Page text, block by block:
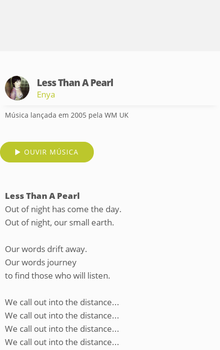
Less Than A Pearl
Enya
Música lançada em 2005 pela WM UK
OUVIR MÚSICA
Less Than A Pearl
Out of night has come the day.
Out of night, our small earth.
Our words drift away.
Our words journey
to find those who will listen.
We call out into the distance...
We call out into the distance...
We call out into the distance...
We call out into the distance...